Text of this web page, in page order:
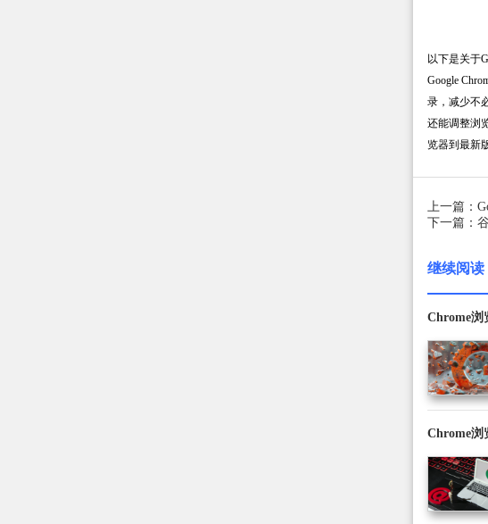
以下是关于
Google
录，减少不
还能调整浏
览器到最新
上一篇：
下一篇：
继续阅读
Chrome浏
Chrome浏